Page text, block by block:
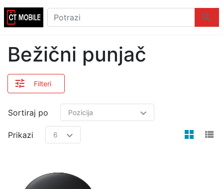
Logo
Potrazi
Bežični punjač
Filteri
Sortiraj po
Prikazi